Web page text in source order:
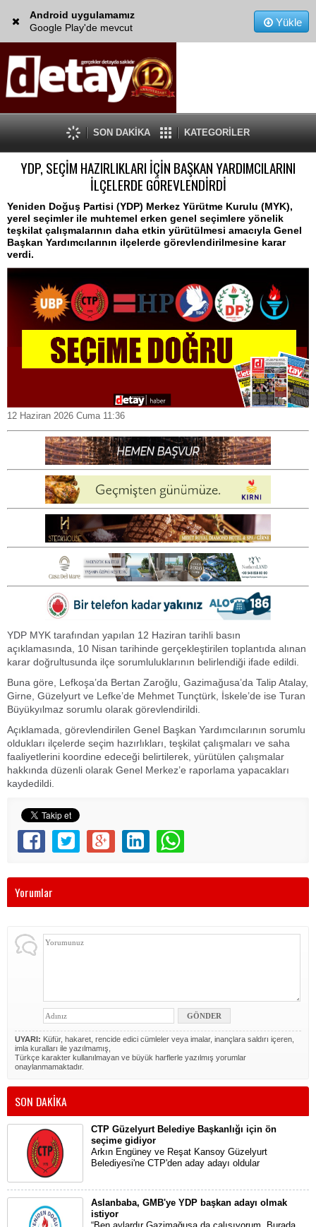
Android uygulamamız
Google Play'de mevcut
Yükle
SON DAKİKA KATEGORİLER
YDP, SEÇİM HAZIRLIKLARI İÇİN BAŞKAN YARDIMCILARINI
İLÇELERDE GÖREVLENDİRDİ
Yeniden Doğuş Partisi (YDP) Merkez Yürütme Kurulu (MYK),
yerel seçimler ile muhtemel erken genel seçimlere yönelik
teşkilat çalışmalarının daha etkin yürütülmesi amacıyla Genel
Başkan Yardımcılarının ilçelerde görevlendirilmesine karar
verdi.
12 Haziran 2026 Cuma 11:36
YDP MYK tarafından yapılan 12 Haziran tarihli basın
açıklamasında, 10 Nisan tarihinde gerçekleştirilen toplantıda alınan
karar doğrultusunda ilçe sorumluluklarının belirlendiği ifade edildi.
Buna göre, Lefkoşa’da Bertan Zaroğlu, Gazimağusa’da Talip Atalay,
Girne, Güzelyurt ve Lefke’de Mehmet Tunçtürk, İskele’de ise Turan
Büyükyılmaz sorumlu olarak görevlendirildi.
Açıklamada, görevlendirilen Genel Başkan Yardımcılarının sorumlu
oldukları ilçelerde seçim hazırlıkları, teşkilat çalışmaları ve saha
faaliyetlerini koordine edeceği belirtilerek, yürütülen çalışmalar
hakkında düzenli olarak Genel Merkez’e raporlama yapacakları
kaydedildi.
Yorumlar
UYARI: Küfür, hakaret, rencide edici cümleler veya imalar, inançlara saldırı içeren,
imla kuralları ile yazılmamış,
Türkçe karakter kullanılmayan ve büyük harflerle yazılmış yorumlar
onaylanmamaktadır.
SON DAKİKA
CTP Güzelyurt Belediye Başkanlığı için ön
seçime gidiyor
Arkın Engüney ve Reşat Kansoy Güzelyurt
Belediyesi'ne CTP'den aday adayı oldular
Aslanbaba, GMB'ye YDP başkan adayı olmak
istiyor